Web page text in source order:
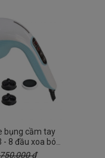
bụng cầm tay
8 đầu xoa bóp
sâu
đ